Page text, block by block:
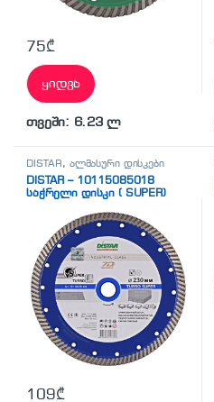
75₾
ყიდვა
თვეში: 6.23 ლ
DISTAR, ალმასური დისკები
DISTAR – 10115085018
საჭრელი დისკი ( SUPER)
109₾